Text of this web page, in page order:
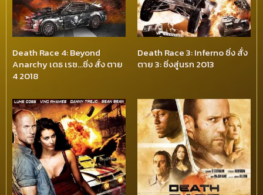
Death Race 4: Beyond
Anarchy เดธ เรซ…ซิ่ง สั่ง ตาย
4 2018
Death Race 3: Inferno ซิ่ง สั่ง
ตาย 3: ซิ่งสู่นรก 2013